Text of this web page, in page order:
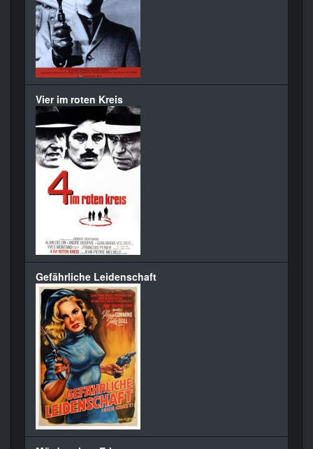
Vier im roten Kreis
Gefährliche Leidenschaft